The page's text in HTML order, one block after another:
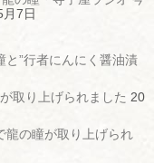
7日
”行者にんにく醤油漬
取り上げられました 20
龍の瞳が取り上げられ